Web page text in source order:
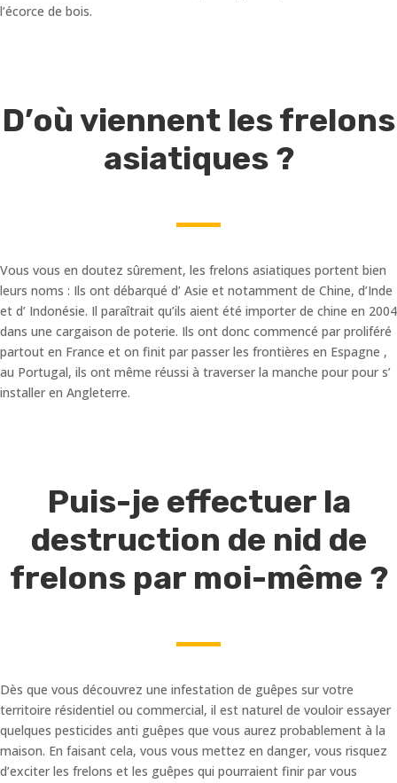
l’écorce de bois.
D’où viennent les frelons
asiatiques ?
Vous vous en doutez sûrement, les frelons asiatiques portent bien
leurs noms : Ils ont débarqué d’ Asie et notamment de Chine, d’Inde
et d’ Indonésie. Il paraîtrait qu’ils aient été importer de chine en 2004
dans une cargaison de poterie. Ils ont donc commencé par proliféré
partout en France et on finit par passer les frontières en Espagne ,
au Portugal, ils ont même réussi à traverser la manche pour pour s’
installer en Angleterre.
Puis-je effectuer la
destruction de nid de
frelons par moi-même ?
Dès que vous découvrez une infestation de guêpes sur votre
territoire résidentiel ou commercial, il est naturel de vouloir essayer
quelques pesticides anti guêpes que vous aurez probablement à la
maison. En faisant cela, vous vous mettez en danger, vous risquez
d’exciter les frelons et les guêpes qui pourraient finir par vous